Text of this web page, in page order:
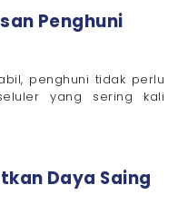
Penghuni
penghuni tidak perlu
yang sering kali
Daya Saing